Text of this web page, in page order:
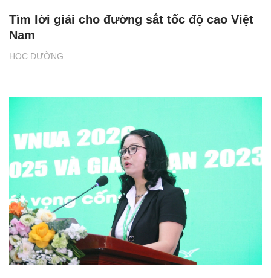
HỌC ĐƯỜNG
Tìm lời giải cho đường sắt tốc độ cao Việt
Nam